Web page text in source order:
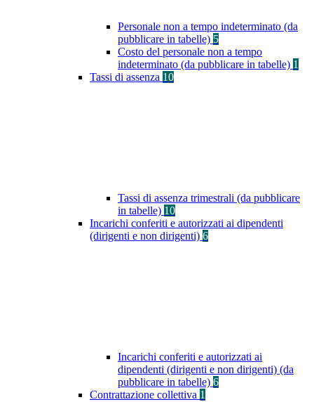
Personale non a tempo indeterminato (da
pubblicare in tabelle) 5
Costo del personale non a tempo
indeterminato (da pubblicare in tabelle) 1
Tassi di assenza 10
Tassi di assenza trimestrali (da pubblicare
in tabelle) 10
Incarichi conferiti e autorizzati ai dipendenti
(dirigenti e non dirigenti) 6
Incarichi conferiti e autorizzati ai
dipendenti (dirigenti e non dirigenti) (da
pubblicare in tabelle) 6
Contrattazione collettiva 1